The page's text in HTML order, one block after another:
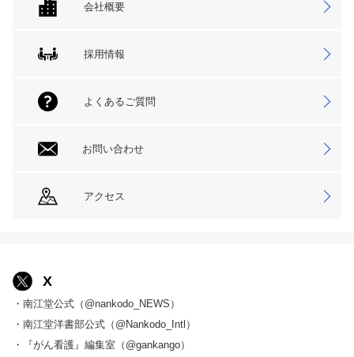
会社概要
採用情報
よくあるご質問
お問い合わせ
アクセス
X
・南江堂公式（@nankodo_NEWS）
・南江堂洋書部公式（@Nankodo_Intl）
・『がん看護』編集室（@gankango）